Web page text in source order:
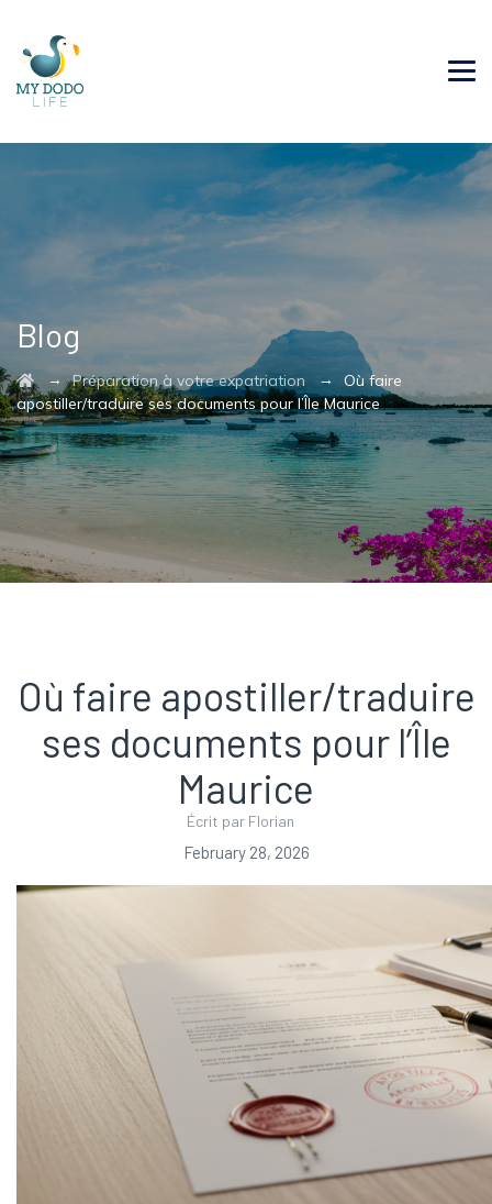
Blog
→Préparation à votre expatriation → Où faire
apostiller/traduire ses documents pour l’Île Maurice
Où faire apostiller/traduire
ses documents pour l’Île
Maurice
Écrit par Florian
February 28, 2026